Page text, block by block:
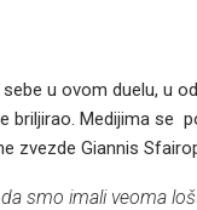
u ovom duelu, u
briljirao. Medijima se
zvezde Giannis
smo imali veoma